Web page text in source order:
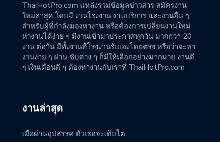
ThaiHotPro.com แหล่งรวมข้อมูลข่าวสาร สมัครงาน
ใหม่ล่าสุด โดยมี งานโรงงาน งานบริการ และงานอื่น ๆ
สำหรับผู้ที่กำลังมองหางาน หรือต้องการเปลี่ยนงานใหม่
หางานได้ง่าย ๆ มีงานเข้ามาประกาศทุกวัน มากกว่า 20
งาน ต่อวัน มีทั้งงานที่โรงงานรับเองโดยตรง หรือว่าจะหา
งานง่าย ๆ ผ่าน ซับต่าง ๆ ก็มีให้เลือกอย่างมากมาย งานดี
ๆ เงินเดือนดี ๆ ต้องหางานกับเราที่ ThaiHotPro.com
งานล่าสุด
เมื่อผ่านอุปสรรค ตัวเธอจะเติบโต